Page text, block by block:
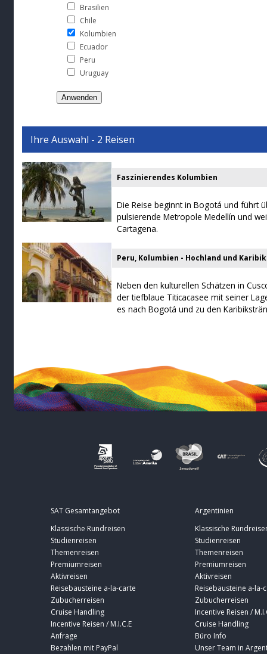
Brasilien
Chile
Kolumbien
Ecuador
Peru
Uruguay
Ihre Auswahl - 2 Reisen
Faszinierendes Kolumbien
Die Reise beginnt in Bogotá und führt
pulsierende Metropole Medellín und
Cartagena.
Peru, Kolumbien - Hochland und Karibik
Neben den kulturellen Schätzen in
der tiefblaue Titicacasee mit seiner
es nach Bogotá und zu den
SAT Gesamtangebot
Klassische Rundreisen
Studienreisen
Themenreisen
Premiumreisen
Aktivreisen
Reisebausteine a-la-carte
Zubucherreisen
Cruise Handling
Incentive Reisen / M.I.C.E
Anfrage
Bezahlen mit PayPal
Argentinien
Klassische
Studienreisen
Themenreisen
Premiumreisen
Aktivreisen
Reisebausteine a-la-
Zubucherreisen
Incentive Reisen /
Cruise Handling
Büro Info
Unser Team in